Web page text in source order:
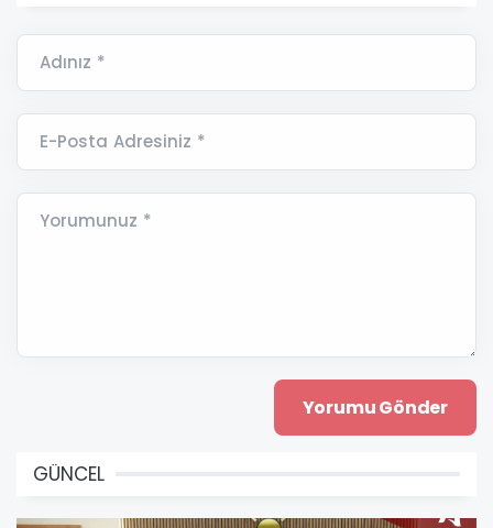
Adınız *
E-Posta Adresiniz *
Yorumunuz *
GÜNCEL